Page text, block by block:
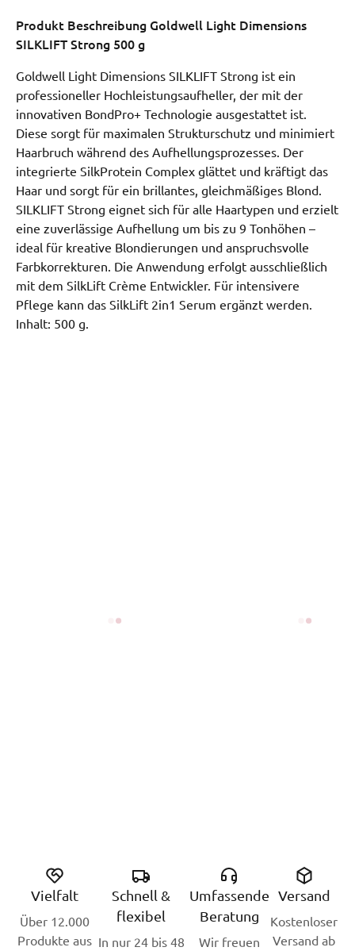
Produkt Beschreibung Goldwell Light Dimensions
SILKLIFT Strong 500 g
Goldwell Light Dimensions SILKLIFT Strong ist ein
professioneller Hochleistungsaufheller, der mit der
innovativen BondPro+ Technologie ausgestattet ist.
Diese sorgt für maximalen Strukturschutz und minimiert
Haarbruch während des Aufhellungsprozesses. Der
integrierte SilkProtein Complex glättet und kräftigt das
Haar und sorgt für ein brillantes, gleichmäßiges Blond.
SILKLIFT Strong eignet sich für alle Haartypen und erzielt
eine zuverlässige Aufhellung um bis zu 9 Tonhöhen –
ideal für kreative Blondierungen und anspruchsvolle
Farbkorrekturen. Die Anwendung erfolgt ausschließlich
mit dem SilkLift Crème Entwickler. Für intensivere
Pflege kann das SilkLift 2in1 Serum ergänzt werden.
Inhalt: 500 g.
Vielfalt
Über 12.000
Produkte aus
Schnell &
flexibel
In nur 24 bis 48
Umfassende
Beratung
Wir freuen
Versand
Kostenloser
Versand ab